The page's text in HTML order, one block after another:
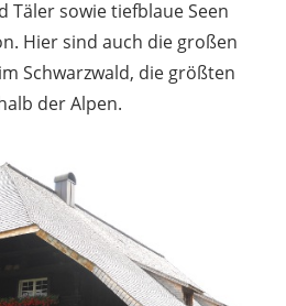
Täler sowie tiefblaue Seen
Hier sind auch die großen
Schwarzwald, die größten
der Alpen.